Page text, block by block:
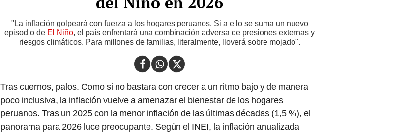
"La inflación golpeará con fuerza a los hogares peruanos. Si a ello se suma un nuevo
episodio de El Niño, el país enfrentará una combinación adversa de presiones externas y
riesgos climáticos. Para millones de familias, literalmente, lloverá sobre mojado".
Tras cuernos, palos. Como si no bastara con crecer a un ritmo bajo y de manera
poco inclusiva, la inflación vuelve a amenazar el bienestar de los hogares
peruanos. Tras un 2025 con la menor inflación de las últimas décadas (1,5 %), el
panorama para 2026 luce preocupante. Según el INEI, la inflación anualizada